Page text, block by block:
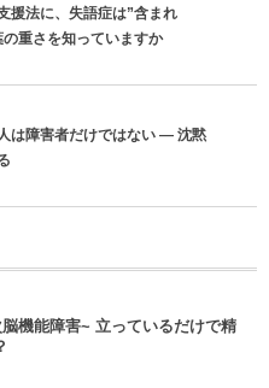
援法に、失語症は”含まれ
重さを知っていますか
は障害者だけではない ― 沈黙
機能障害~ 立っているだけで精